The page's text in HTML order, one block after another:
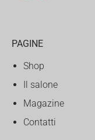
PAGINE
Shop
Il salone
Magazine
Contatti